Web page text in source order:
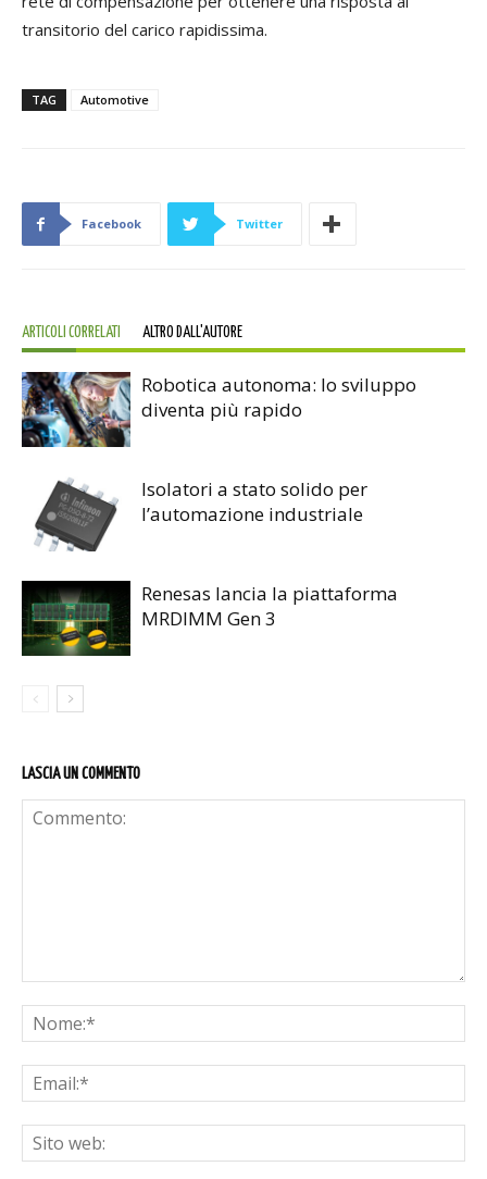
transitorio del carico rapidissima.
TAG Automotive
Facebook Twitter
ARTICOLI CORRELATI ALTRO DALL'AUTORE
Robotica autonoma: lo sviluppo
diventa più rapido
Isolatori a stato solido per
l’automazione industriale
Renesas lancia la piattaforma
MRDIMM Gen 3
LASCIA UN COMMENTO